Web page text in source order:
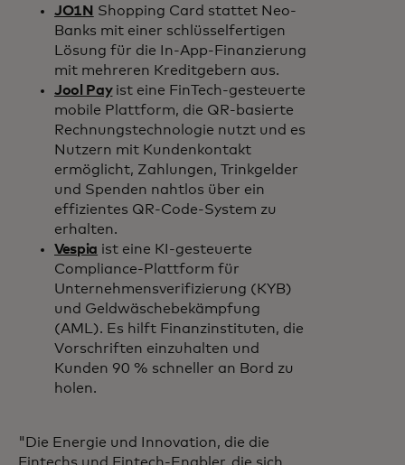
JO1N Shopping Card stattet Neo-
Banks mit einer schlüsselfertigen
Lösung für die In-App-Finanzierung
mit mehreren Kreditgebern aus.
Jool Payist eine FinTech-gesteuerte
mobile Plattform, die QR-basierte
Rechnungstechnologie nutzt und es
Nutzern mit Kundenkontakt
ermöglicht, Zahlungen, Trinkgelder
und Spenden nahtlos über ein
effizientes QR-Code-System zu
erhalten.
Vespia ist eine KI-gesteuerte
Compliance-Plattform für
Unternehmensverifizierung (KYB)
und Geldwäschebekämpfung
(AML). Es hilft Finanzinstituten, die
Vorschriften einzuhalten und
Kunden 90 % schneller an Bord zu
holen.
"Die Energie und Innovation, die die